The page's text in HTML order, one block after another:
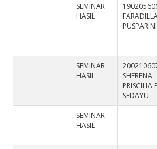
SEMINAR
HASIL
PUSPARINI
SEMINAR
HASIL
SHERENA
PRISCILIA
SEDAYU
SEMINAR
HASIL